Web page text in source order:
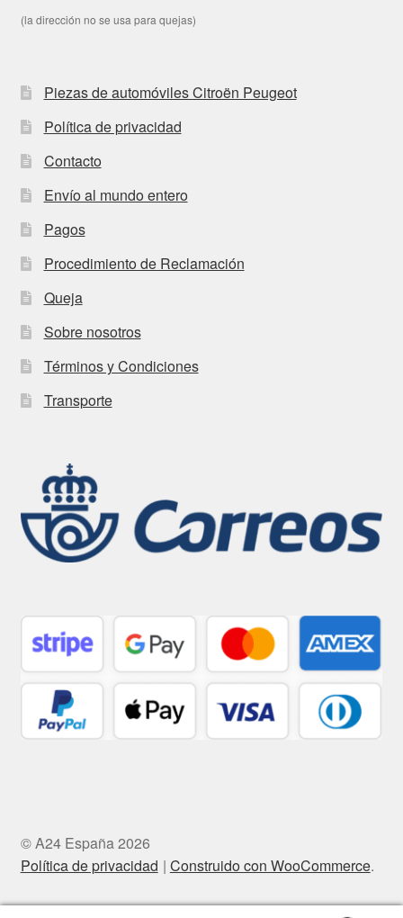
(la dirección no se usa para quejas)
Piezas de automóviles Citroën Peugeot
Política de privacidad
Contacto
Envío al mundo entero
Pagos
Procedimiento de Reclamación
Queja
Sobre nosotros
Términos y Condiciones
Transporte
© A24 España 2026
Política de privacidad
Construido con WooCommerce.